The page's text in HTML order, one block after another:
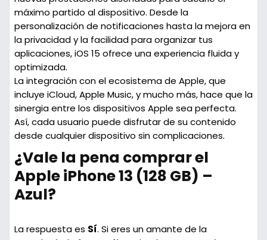
máximo partido al dispositivo. Desde la
personalización de notificaciones hasta la mejora en
la privacidad y la facilidad para organizar tus
aplicaciones, iOS 15 ofrece una experiencia fluida y
optimizada.
La integración con el ecosistema de Apple, que
incluye iCloud, Apple Music, y mucho más, hace que la
sinergia entre los dispositivos Apple sea perfecta.
Así, cada usuario puede disfrutar de su contenido
desde cualquier dispositivo sin complicaciones.
¿Vale la pena comprar el
Apple iPhone 13 (128 GB) –
Azul?
La respuesta es Sí. Si eres un amante de la